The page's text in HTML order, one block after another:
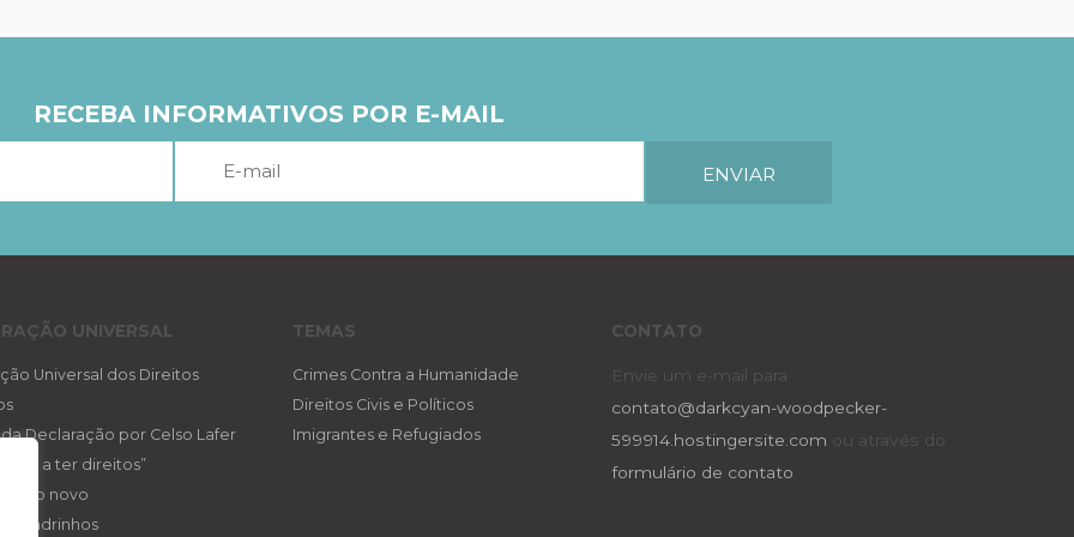
RECEBA INFORMATIVOS POR E-MAIL
UNIVERSAL
Universal dos Direitos
Declaração por Celso Lafer
a ter direitos”
novo
padrinhos
TEMAS
Crimes Contra a Humanidade
Direitos Civis e Políticos
Imigrantes e Refugiados
CONTATO
Envie um e-mail para
contato@darkcyan-woodpecker-
599914.hostingersite.com ou através do
formulário de contato